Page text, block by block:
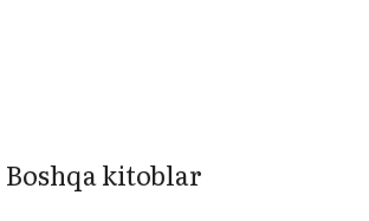
Boshqa kitoblar